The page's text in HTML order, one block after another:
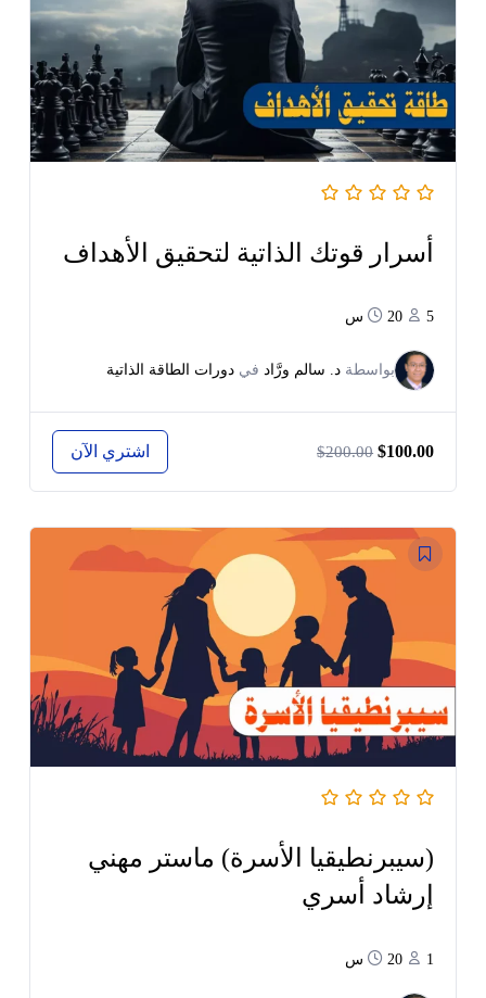
أسرار قوتك الذاتية لتحقيق الأهداف
5 20س
بواسطة د. سالم ورَّاد في دورات الطاقة الذاتية
$100.00
$200.00 اشتري الآن
(سيبرنطيقيا الأسرة) ماستر مهني
إرشاد أسري
1 20س